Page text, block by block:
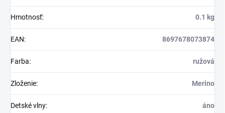
Hmotnosť: 0.1 kg
EAN: 8697678073874
Farba: ružová
Zloženie: Merino
Detské vlny: áno